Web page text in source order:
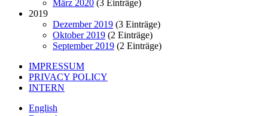
März 2020 (3 Einträge)
2019
Dezember 2019 (3 Einträge)
Oktober 2019 (2 Einträge)
September 2019 (2 Einträge)
IMPRESSUM
PRIVACY POLICY
INTERN
English